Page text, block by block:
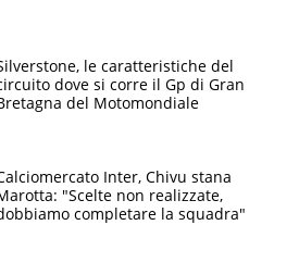
le caratteristiche del
dove si corre il Gp di Gran
del Motomondiale
Inter, Chivu stana
"Scelte non realizzate,
completare la squadra"